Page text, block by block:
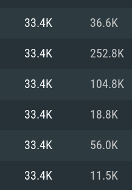
Linux
bit)
33.4K 36.6K
33.4K 252.8K
33.4K 104.8K
33.4K 18.8K
33.4K 56.0K
33.4K 11.5K